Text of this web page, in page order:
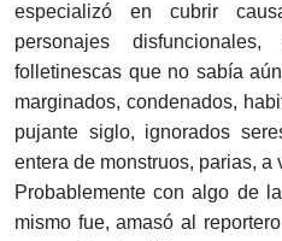
especializó en cubrir
personajes
folletinescas que no sabía
marginados, condenados,
pujante siglo, ignorados
entera de monstruos, parias,
Probablemente con algo de
mismo fue, amasó al